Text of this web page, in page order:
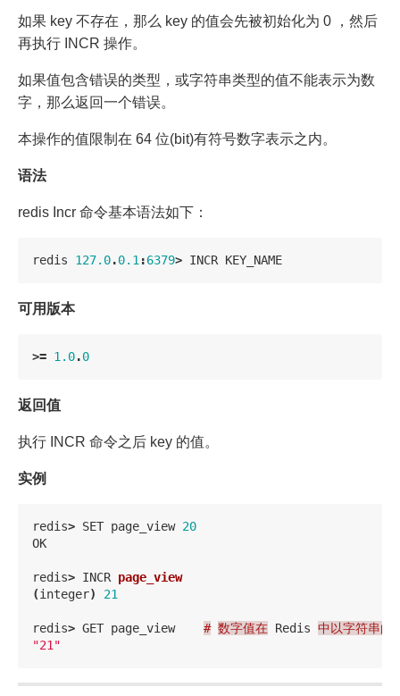
如果 key 不存在，那么 key 的值会先被初始化为 0 ，然后
再执行 INCR 操作。
如果值包含错误的类型，或字符串类型的值不能表示为数
字，那么返回一个错误。
本操作的值限制在 64 位(bit)有符号数字表示之内。
语法
redis Incr 命令基本语法如下：
redis 127.0.0.1 :6379> INCR KEY_NAME
可用版本
>= 1.0.0
返回值
执行 INCR 命令之后 key 的值。
实例
redis> SET page_view 20
OK
redis> INCR page_view
(integer) 21
redis> GET page_view # 数字值在 Redis 中以字符串的
"21"